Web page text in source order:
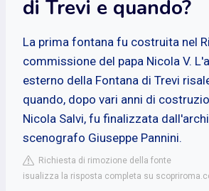
di Trevi e quando?
La prima fontana fu costruita nel
commissione del papa Nicola V.
esterno della Fontana di Trevi
quando, dopo vari anni di
Nicola Salvi, fu finalizzata
scenografo Giuseppe Pannini.
Richiesta di rimozione della fonte
isualizza la risposta completa su